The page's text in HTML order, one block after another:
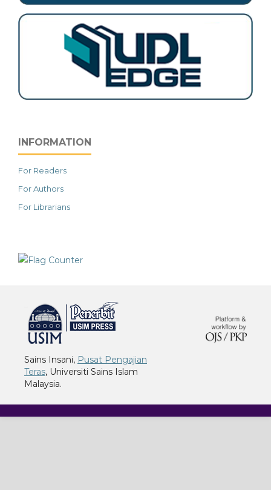
INFORMATION
For Readers
For Authors
For Librarians
Sains Insani, Pusat Pengajian
Teras, Universiti Sains Islam
Malaysia.